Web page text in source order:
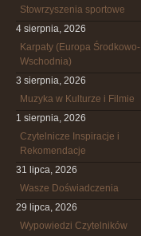
Stowrzyszenia sportowe
4 sierpnia, 2026
Karpaty (Europa Środkowo-
Wschodnia)
3 sierpnia, 2026
Muzyka w Kulturze i Filmie
1 sierpnia, 2026
Czytelnicze Inspiracje i
Rekomendacje
31 lipca, 2026
Wasze Doświadczenia
29 lipca, 2026
Wypowiedzi Czytelników